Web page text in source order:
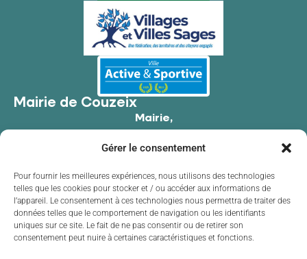
Gérer le consentement
Pour fournir les meilleures expériences, nous utilisons des technologies
telles que les cookies pour stocker et / ou accéder aux informations de
l’appareil. Le consentement à ces technologies nous permettra de traiter des
données telles que le comportement de navigation ou les identifiants
uniques sur ce site. Le fait de ne pas consentir ou de retirer son
consentement peut nuire à certaines caractéristiques et fonctions.
Mairie de Couzeix
Mairie,
87270 Couzeix
05 55 39 34 09
Contacter la mairie
Horaires d'ouverture
Lundide 8h30 à 12h00 et de 13h30 à 17h30
Mardi
de 8h30 à 12h00 et de 13h30 à 17h30